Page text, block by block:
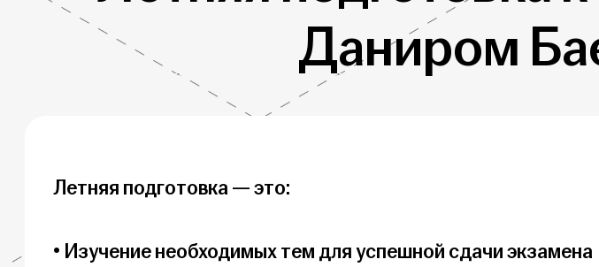
Даниром
Летняя подготовка — это:
• Изучение необходимых тем для успешной сдачи экзамена